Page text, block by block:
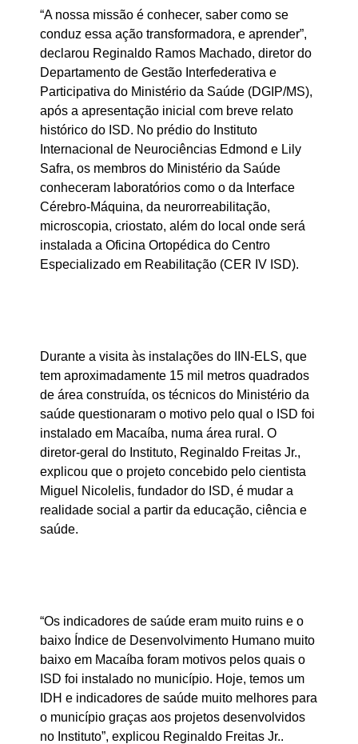
“A nossa missão é conhecer, saber como se
conduz essa ação transformadora, e aprender”,
declarou Reginaldo Ramos Machado, diretor do
Departamento de Gestão Interfederativa e
Participativa do Ministério da Saúde (DGIP/MS),
após a apresentação inicial com breve relato
histórico do ISD. No prédio do Instituto
Internacional de Neurociências Edmond e Lily
Safra, os membros do Ministério da Saúde
conheceram laboratórios como o da Interface
Cérebro-Máquina, da neurorreabilitação,
microscopia, criostato, além do local onde será
instalada a Oficina Ortopédica do Centro
Especializado em Reabilitação (CER IV ISD).
Durante a visita às instalações do IIN-ELS, que
tem aproximadamente 15 mil metros quadrados
de área construída, os técnicos do Ministério da
saúde questionaram o motivo pelo qual o ISD foi
instalado em Macaíba, numa área rural. O
diretor-geral do Instituto, Reginaldo Freitas Jr.,
explicou que o projeto concebido pelo cientista
Miguel Nicolelis, fundador do ISD, é mudar a
realidade social a partir da educação, ciência e
saúde.
“Os indicadores de saúde eram muito ruins e o
baixo Índice de Desenvolvimento Humano muito
baixo em Macaíba foram motivos pelos quais o
ISD foi instalado no município. Hoje, temos um
IDH e indicadores de saúde muito melhores para
o município graças aos projetos desenvolvidos
no Instituto”, explicou Reginaldo Freitas Jr..